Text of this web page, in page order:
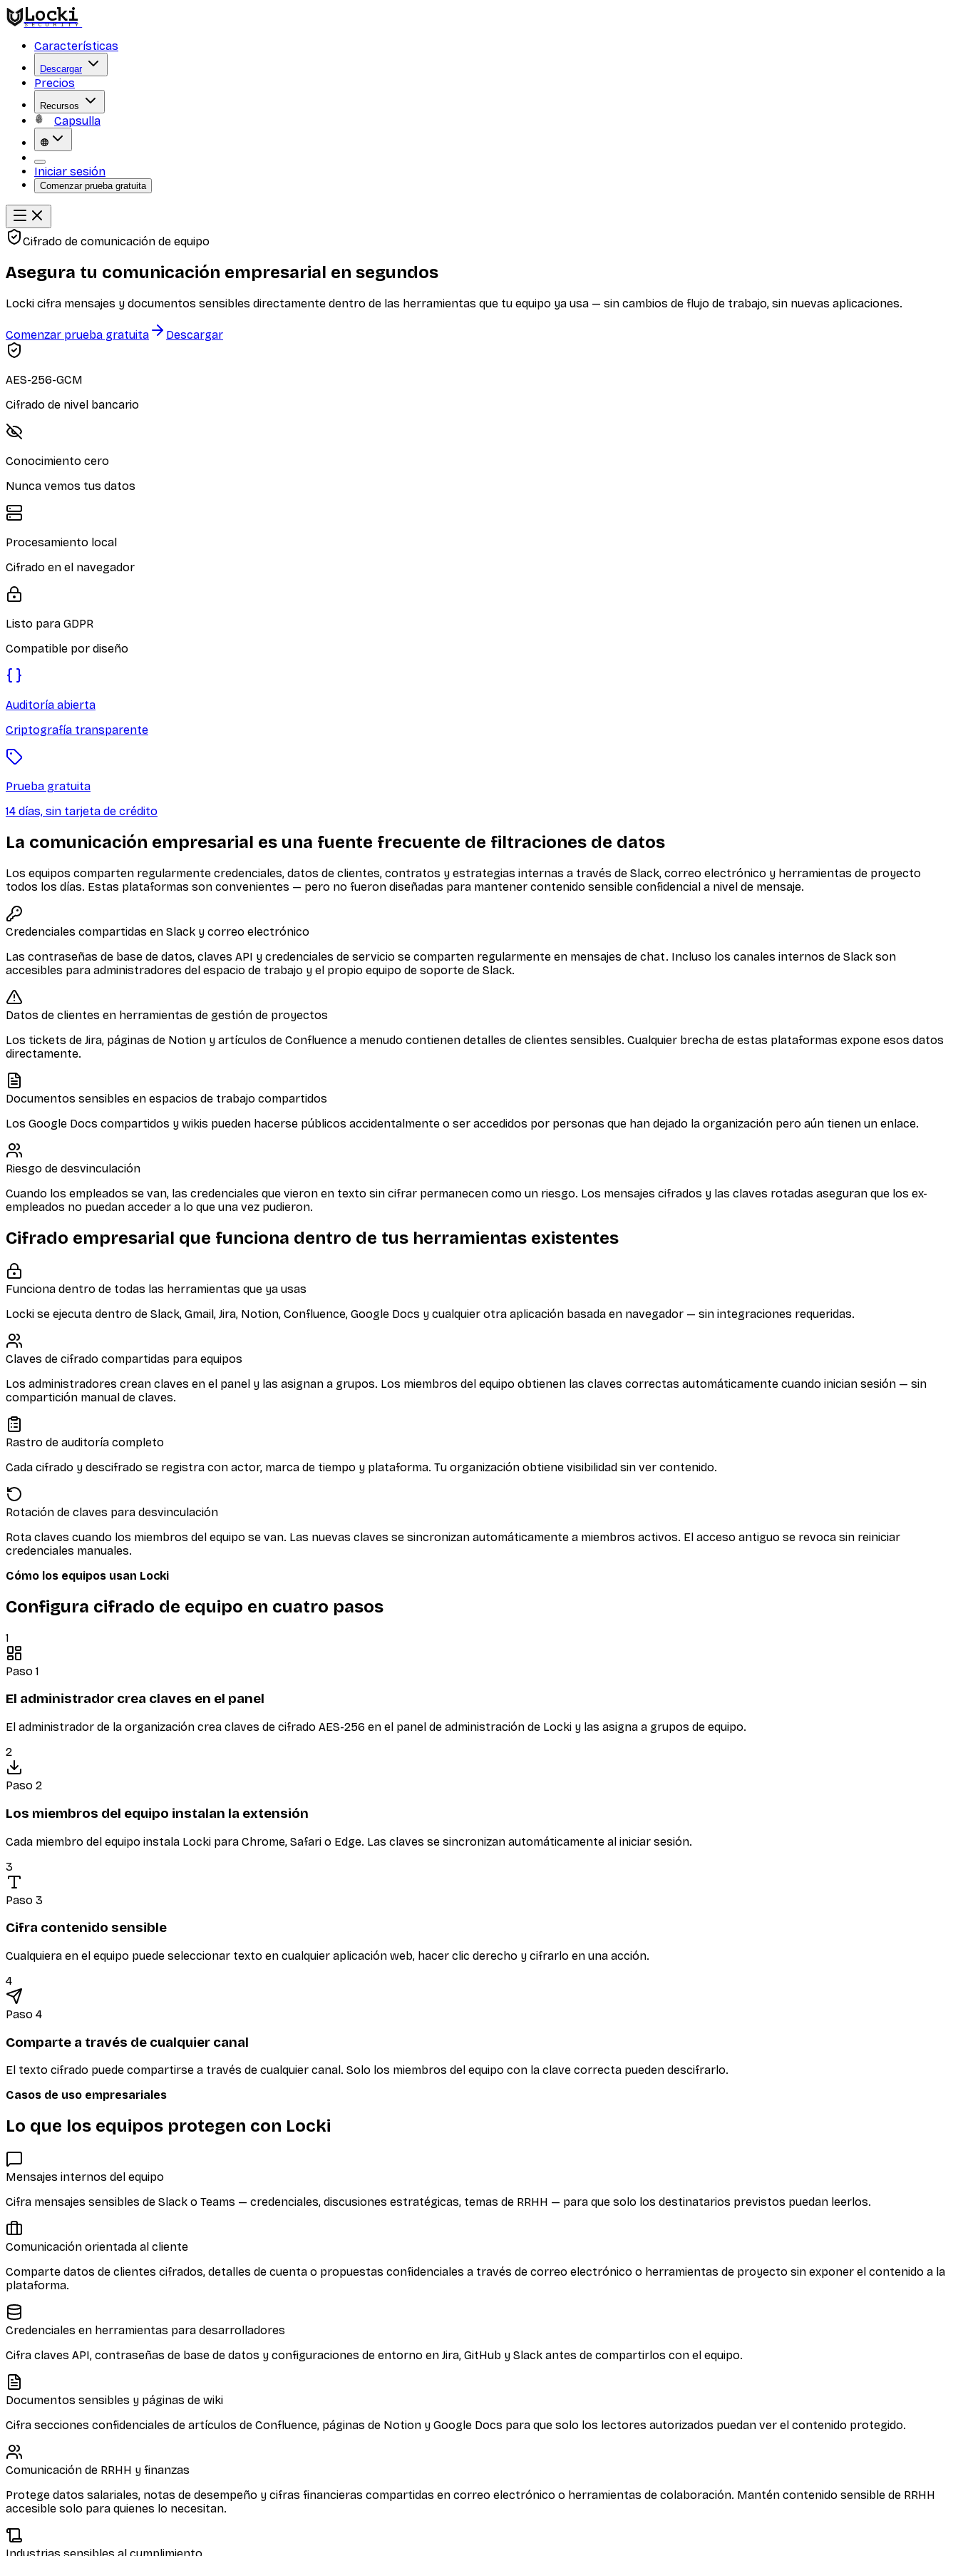
Locki
SECURITY
Características
Descargar
Precios
Recursos
Capsulla
Iniciar sesión
Comenzar prueba gratuita
Cifrado de comunicación de equipo
Asegura tu comunicación empresarial en segundos
Locki cifra mensajes y documentos sensibles directamente dentro de las herramientas que tu equipo ya usa — sin cambios de flujo de trabajo, sin nuevas aplicaciones.
Comenzar prueba gratuita Descargar
AES-256-GCM
Cifrado de nivel bancario
Conocimiento cero
Nunca vemos tus datos
Procesamiento local
Cifrado en el navegador
Listo para GDPR
Compatible por diseño
Auditoría abierta
Criptografía transparente
Prueba gratuita
14 días, sin tarjeta de crédito
La comunicación empresarial es una fuente frecuente de filtraciones de datos
Los equipos comparten regularmente credenciales, datos de clientes, contratos y estrategias internas a través de Slack, correo electrónico y herramientas de proyecto
todos los días. Estas plataformas son convenientes — pero no fueron diseñadas para mantener contenido sensible confidencial a nivel de mensaje.
Credenciales compartidas en Slack y correo electrónico
Las contraseñas de base de datos, claves API y credenciales de servicio se comparten regularmente en mensajes de chat. Incluso los canales internos de Slack son
accesibles para administradores del espacio de trabajo y el propio equipo de soporte de Slack.
Datos de clientes en herramientas de gestión de proyectos
Los tickets de Jira, páginas de Notion y artículos de Confluence a menudo contienen detalles de clientes sensibles. Cualquier brecha de estas plataformas expone esos datos
directamente.
Documentos sensibles en espacios de trabajo compartidos
Los Google Docs compartidos y wikis pueden hacerse públicos accidentalmente o ser accedidos por personas que han dejado la organización pero aún tienen un enlace.
Riesgo de desvinculación
Cuando los empleados se van, las credenciales que vieron en texto sin cifrar permanecen como un riesgo. Los mensajes cifrados y las claves rotadas aseguran que los ex-
empleados no puedan acceder a lo que una vez pudieron.
Cifrado empresarial que funciona dentro de tus herramientas existentes
Funciona dentro de todas las herramientas que ya usas
Locki se ejecuta dentro de Slack, Gmail, Jira, Notion, Confluence, Google Docs y cualquier otra aplicación basada en navegador — sin integraciones requeridas.
Claves de cifrado compartidas para equipos
Los administradores crean claves en el panel y las asignan a grupos. Los miembros del equipo obtienen las claves correctas automáticamente cuando inician sesión — sin
compartición manual de claves.
Rastro de auditoría completo
Cada cifrado y descifrado se registra con actor, marca de tiempo y plataforma. Tu organización obtiene visibilidad sin ver contenido.
Rotación de claves para desvinculación
Rota claves cuando los miembros del equipo se van. Las nuevas claves se sincronizan automáticamente a miembros activos. El acceso antiguo se revoca sin reiniciar
credenciales manuales.
Cómo los equipos usan Locki
Configura cifrado de equipo en cuatro pasos
1
Paso 1
El administrador crea claves en el panel
El administrador de la organización crea claves de cifrado AES-256 en el panel de administración de Locki y las asigna a grupos de equipo.
2
Paso 2
Los miembros del equipo instalan la extensión
Cada miembro del equipo instala Locki para Chrome, Safari o Edge. Las claves se sincronizan automáticamente al iniciar sesión.
3
Paso 3
Cifra contenido sensible
Cualquiera en el equipo puede seleccionar texto en cualquier aplicación web, hacer clic derecho y cifrarlo en una acción.
4
Paso 4
Comparte a través de cualquier canal
El texto cifrado puede compartirse a través de cualquier canal. Solo los miembros del equipo con la clave correcta pueden descifrarlo.
Casos de uso empresariales
Lo que los equipos protegen con Locki
Mensajes internos del equipo
Cifra mensajes sensibles de Slack o Teams — credenciales, discusiones estratégicas, temas de RRHH — para que solo los destinatarios previstos puedan leerlos.
Comunicación orientada al cliente
Comparte datos de clientes cifrados, detalles de cuenta o propuestas confidenciales a través de correo electrónico o herramientas de proyecto sin exponer el contenido a la
plataforma.
Credenciales en herramientas para desarrolladores
Cifra claves API, contraseñas de base de datos y configuraciones de entorno en Jira, GitHub y Slack antes de compartirlos con el equipo.
Documentos sensibles y páginas de wiki
Cifra secciones confidenciales de artículos de Confluence, páginas de Notion y Google Docs para que solo los lectores autorizados puedan ver el contenido protegido.
Comunicación de RRHH y finanzas
Protege datos salariales, notas de desempeño y cifras financieras compartidas en correo electrónico o herramientas de colaboración. Mantén contenido sensible de RRHH
accesible solo para quienes lo necesitan.